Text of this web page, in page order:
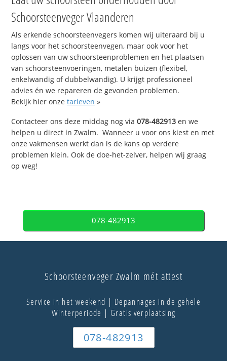
Schoorsteenveger Vlaanderen
Als erkende schoorsteenvegers komen wij uiteraard bij u
langs voor het schoorsteenvegen, maar ook voor het
oplossen van uw schoorsteenproblemen en het plaatsen
van schoorsteenvoeringen, metalen buizen (flexibel,
enkelwandig of dubbelwandig). U krijgt professioneel
advies én we repareren de gevonden problemen.
Bekijk hier onzetarieven »
Contacteer ons deze middag nog via078-482913 en we
helpen u direct in Zwalm. Wanneer u voor ons kiest en met
onze vakmensen werkt dan is de kans op verdere
problemen klein. Ook de doe-het-zelver, helpen wij graag
op weg!
078-482913
Schoorsteenveger Zwalm mét attest
Service in het weekend | Depannages in de gehele
Winterperiode | Gratis verplaatsing
078-482913